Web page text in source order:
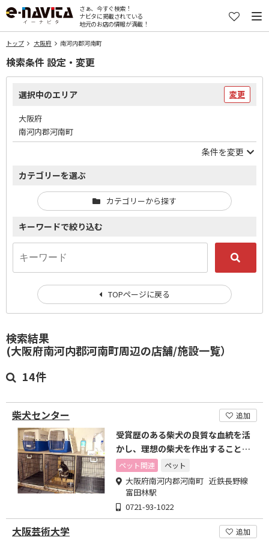
さぁ、今すぐ検索！
ナビタに掲載されている
地元のお店の情報が満載！
トップ 大阪府 南河内郡河南町
検索結果
(大阪府南河内郡河南町周辺の店舗/施設一覧）
14件
柴犬センター 追加
受賞歴のある柴犬の良質な血統を活
かし、理想の柴犬を作出することに
励んでいます
ペット関連 ペット
大阪府南河内郡河南町 近鉄長野線
富田林駅
0721-93-1022
大阪芸術大学
追加
検索条件 設定・変更
選択中のエリア 変更
大阪府
南河内郡河南町
条件を変更
カテゴリーを選ぶ
カテゴリーから探す
キーワードで絞り込む
TOPページに戻る